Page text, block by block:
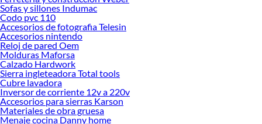
Sofas y sillones Indumac
Codo pvc 110
Accesorios de fotografia Telesin
Accesorios nintendo
Reloj de pared Oem
Molduras Maforsa
Calzado Hardwork
Sierra ingleteadora Total tools
Cubre lavadora
Inversor de corriente 12v a 220v
Accesorios para sierras Karson
Materiales de obra gruesa
Menaje cocina Danny home